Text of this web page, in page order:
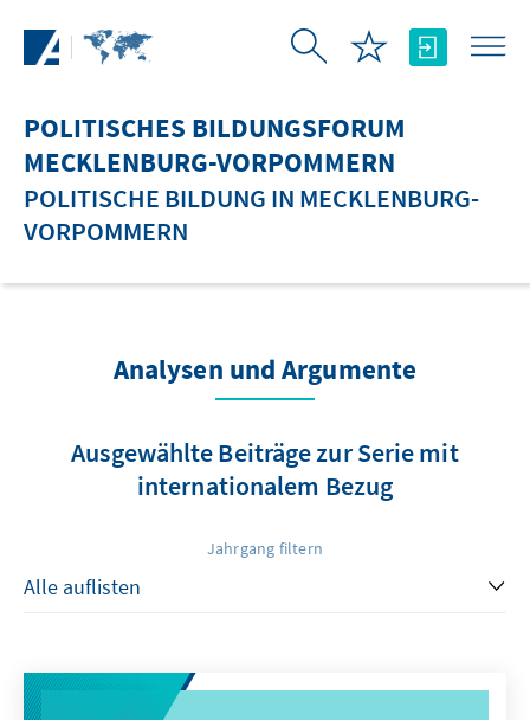
POLITISCHES BILDUNGSFORUM
MECKLENBURG-VORPOMMERN
POLITISCHE BILDUNG IN MECKLENBURG-
VORPOMMERN
Analysen und Argumente
Ausgewählte Beiträge zur Serie mit
internationalem Bezug
Jahrgang filtern